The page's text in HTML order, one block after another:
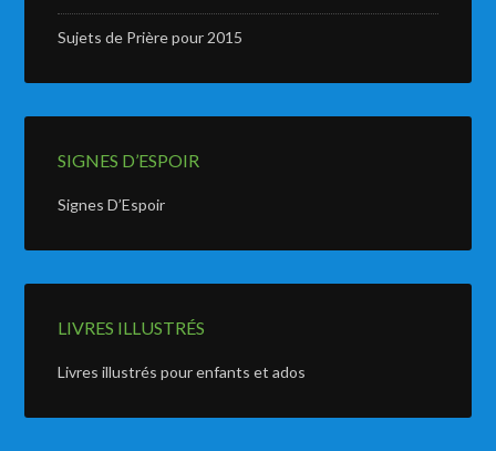
Sujets de Prière pour 2015
SIGNES D’ESPOIR
Signes D’Espoir
LIVRES ILLUSTRÉS
Livres illustrés pour enfants et ados